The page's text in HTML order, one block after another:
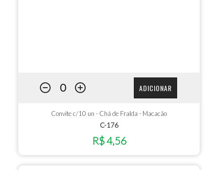
ADICIONAR
Convite c/10 un - Chá de Fralda - Macacão
C-176
R$ 4,56